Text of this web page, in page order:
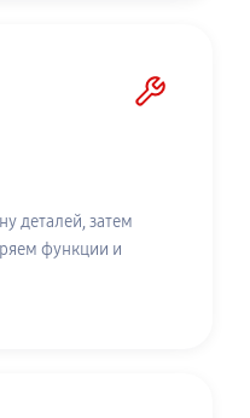
деталей, затем
функции и